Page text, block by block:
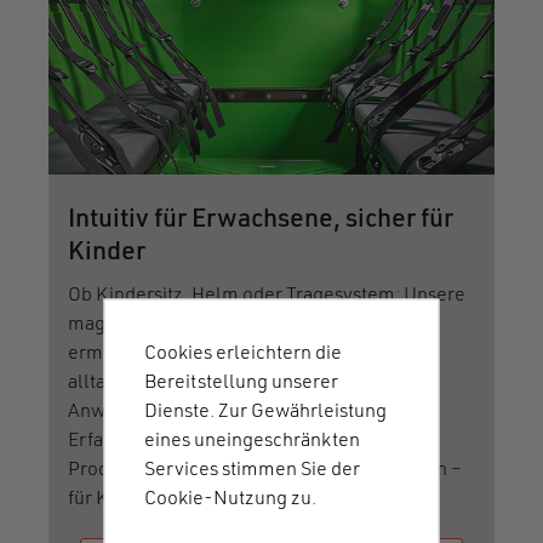
Intuitiv für Erwachsene, sicher für
Kinder
Ob Kindersitz, Helm oder Tragesystem: Unsere
magnet-mechanischen Verschlüsse
ermöglichen sichere, intuitive und
alltagstaugliche Lösungen in realen
Anwendungen.
Erfahre, wie Marken weltweit Child-Safety-
Produkte entwickeln, die Vertrauen schaffen –
für Kinder und Eltern gleichermaßen.
Cookies erleichtern die
Bereitstellung unserer
Dienste. Zur Gewährleistung
eines uneingeschränkten
Services stimmen Sie der
Cookie-Nutzung zu.